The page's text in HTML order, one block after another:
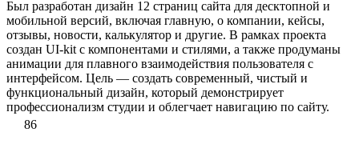
Был разработан дизайн 12 страниц сайта для десктопной и
мобильной версий, включая главную, о компании, кейсы,
отзывы, новости, калькулятор и другие. В рамках проекта
создан UI-kit с компонентами и стилями, а также продуманы
анимации для плавного взаимодействия пользователя с
интерфейсом. Цель — создать современный, чистый и
функциональный дизайн, который демонстрирует
профессионализм студии и облегчает навигацию по сайту.
86